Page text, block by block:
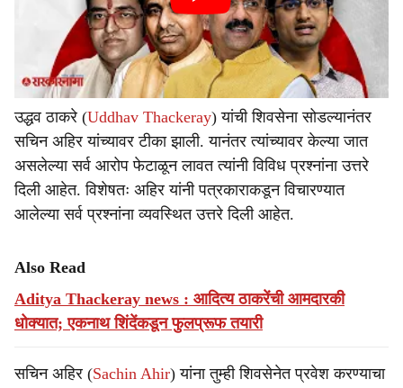
उद्धव ठाकरे (Uddhav Thackeray) यांची शिवसेना सोडल्यानंतर
सचिन अहिर यांच्यावर टीका झाली. यानंतर त्यांच्यावर केल्या जात
असलेल्या सर्व आरोप फेटाळून लावत त्यांनी विविध प्रश्नांना उत्तरे
दिली आहेत. विशेषतः अहिर यांनी पत्रकाराकडून विचारण्यात
आलेल्या सर्व प्रश्नांना व्यवस्थित उत्तरे दिली आहेत.
Also Read
Aditya Thackeray news : आदित्य ठाकरेंची आमदारकी
धोक्यात; एकनाथ शिंदेंकडून फुलप्रूफ तयारी
सचिन अहिर (Sachin Ahir) यांना तुम्ही शिवसेनेत प्रवेश करण्याचा